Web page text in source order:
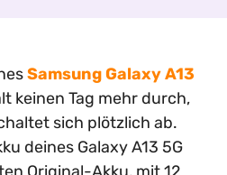
Samsung Galaxy A13
keinen Tag mehr durch,
sich plötzlich ab.
deines Galaxy A13 5G
Original-Akku, mit 12